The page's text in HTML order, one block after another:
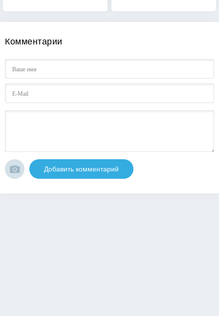
Комментарии